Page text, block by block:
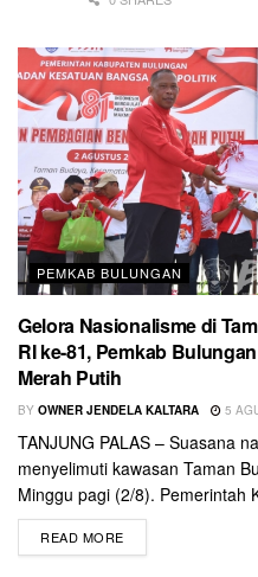
PEMKAB BULUNGAN
Gelora Nasionalisme di
RI ke-81, Pemkab
Merah Putih
BY OWNER JENDELA KALTARA 5
TANJUNG PALAS – Suasana
menyelimuti kawasan Taman
Minggu pagi (2/8). Pemerintah
READ MORE